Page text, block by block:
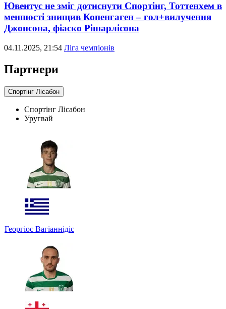
Ювентус не зміг дотиснути Спортінг, Тоттенхем в
меншості знищив Копенгаген – гол+вилучення
Джонсона, фіаско Рішарлісона
04.11.2025, 21:54 Ліга чемпіонів
Партнери
Спортінг Лісабон
Спортінг Лісабон
Уругвай
Георгіос Вагіаннідіс